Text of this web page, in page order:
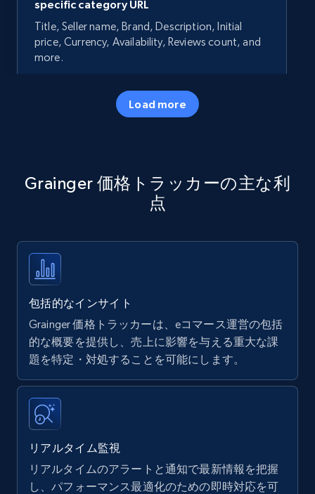
specific category URL
Title, Seller name, Brand, Description, Initial
price, Currency, Availability, Reviews count, and
more.
5.7K+ 今すぐ始める
specific keywords
Title, Seller name, Brand, Description, Initial
35.2K+
Amazon products - find products by using
upc numbers
Title, Seller name, Brand, Description, Initial
price, Currency, Availability, Reviews count, and
more.
35.2K+ 5.7K+
Load more
Grainger 価格トラッカーの主な利
点
包括的なインサイト
Grainger 価格トラッカーは、eコマース運営の包括
的な概要を提供し、売上に影響を与える重大な課
題を特定・対処することを可能にします。
リアルタイム監視
リアルタイムのアラートと通知で最新情報を把握
し、パフォーマンス最適化のための即時対応を可